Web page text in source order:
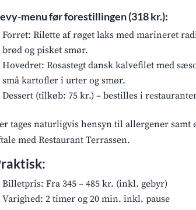
menu før forestillingen (318 kr.):
Forret: Rilette af røget laks med marineret
brød og pisket smør.
Hovedret: Rosastegt dansk kalvefilet med
små kartofler i urter og smør.
Dessert (tilkøb: 75 kr.) – bestilles i
tages naturligvis hensyn til allergener
med Restaurant Terrassen.
Billetpris: Fra 345 – 485 kr. (inkl. gebyr)
Varighed: 2 timer og 20 min. inkl. pause